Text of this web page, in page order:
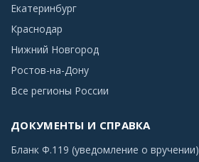
Екатеринбург
Краснодар
Нижний Новгород
Ростов-на-Дону
Все регионы России
ДОКУМЕНТЫ И СПРАВКА
Бланк Ф.119 (уведомление о вручении)